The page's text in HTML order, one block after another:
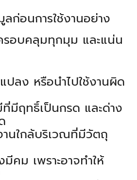
ก่อนการใช้งานอย่าง
รอบคลุมทุกมุม และแน่น
ปลง หรือนำไปใช้งานผิด
ที่มีฤทธิ์เป็นกรด และด่าง
นใกล้บริเวณที่มีวัตถุ
มีคม เพราะอาจทำให้